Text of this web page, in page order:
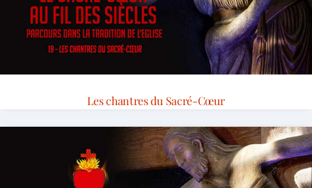
Les chantres du Sacré-Cœur